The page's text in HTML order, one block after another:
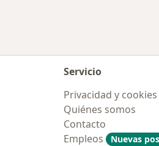
Servicio
Privacidad y cookies
Quiénes somos
Contacto
Empleos
Nuevas